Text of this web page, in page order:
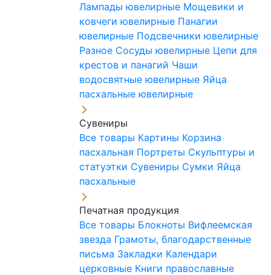
Лампады ювелирные Мощевики и
ковчеги ювелирные Панагии
ювелирные Подсвечники ювелирные
Разное Сосуды ювелирные Цепи для
крестов и панагий Чаши
водосвятные ювелирные Яйца
пасхальные ювелирные
Сувениры
Все товары Картины Корзина
пасхальная Портреты Скульптуры и
статуэтки Сувениры Сумки Яйца
пасхальные
Печатная продукция
Все товары Блокноты Вифлеемская
звезда Грамоты, благодарственные
письма Закладки Календари
церковные Книги православные